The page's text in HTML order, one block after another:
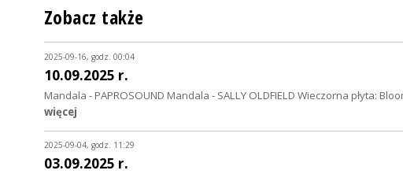
Zobacz także
2025-09-16, godz. 00:04
10.09.2025 r.
Mandala - PAPROSOUND Mandala - SALLY OLDFIELD Wieczorna płyta:
więcej
2025-09-04, godz. 11:29
03.09.2025 r.